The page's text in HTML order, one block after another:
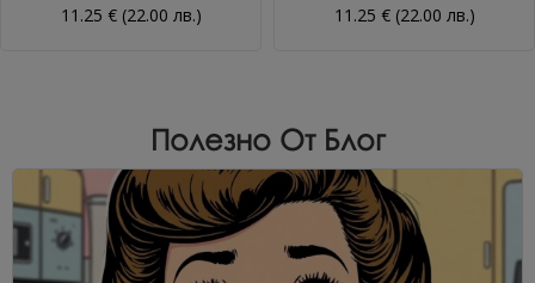
11.25 € (22.00 лв.) 11.25 € (22.00 лв.)
Полезно От Блог